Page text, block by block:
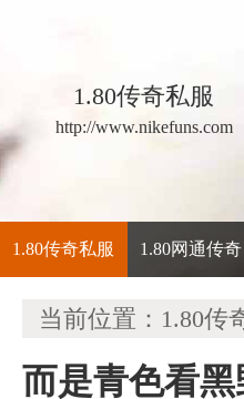
1.80传奇私服
http://www.nikefuns.com
1.80传奇私服 1.80网通传奇
当前位置： 1.80传
而是青色看